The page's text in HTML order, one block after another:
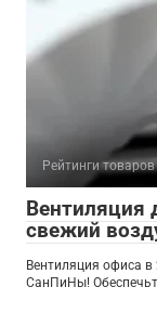
Рейтинги товаров
Вентиляция
свежий
Вентиляция офиса
СанПиНы!